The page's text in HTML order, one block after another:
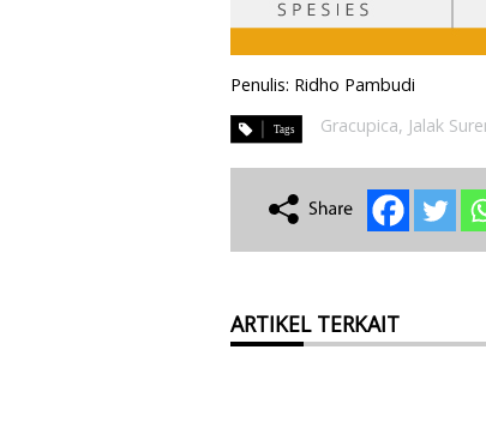
Penulis: Ridho Pambudi
Gracupica, Jalak
ARTIKEL TERKAIT